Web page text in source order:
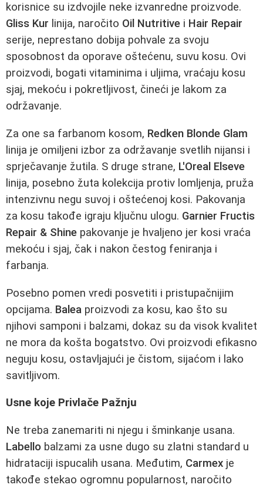
korisnice su izdvojile neke izvanredne proizvode.
Gliss Kur linija, naročito Oil Nutritive i Hair Repair
serije, neprestano dobija pohvale za svoju
sposobnost da oporave oštećenu, suvu kosu. Ovi
proizvodi, bogati vitaminima i uljima, vraćaju kosu
sjaj, mekoću i pokretljivost, čineći je lakom za
održavanje.
Za one sa farbanom kosom, Redken Blonde Glam
linija je omiljeni izbor za održavanje svetlih nijansi i
sprječavanje žutila. S druge strane, L'Oreal Elseve
linija, posebno žuta kolekcija protiv lomljenja, pruža
intenzivnu negu suvoj i oštećenoj kosi. Pakovanja
za kosu takođe igraju ključnu ulogu. Garnier Fructis
Repair & Shine pakovanje je hvaljeno jer kosi vraća
mekoću i sjaj, čak i nakon čestog feniranja i
farbanja.
Posebno pomen vredi posvetiti i pristupačnijim
opcijama. Balea proizvodi za kosu, kao što su
njihovi samponi i balzami, dokaz su da visok kvalitet
ne mora da košta bogatstvo. Ovi proizvodi efikasno
neguju kosu, ostavljajući je čistom, sijaćom i lako
savitljivom.
Usne koje Privlače Pažnju
Ne treba zanemariti ni njegu i šminkanje usana.
Labello balzami za usne dugo su zlatni standard u
hidrataciji ispucalih usana. Međutim, Carmex je
takođe stekao ogromnu popularnost, naročito